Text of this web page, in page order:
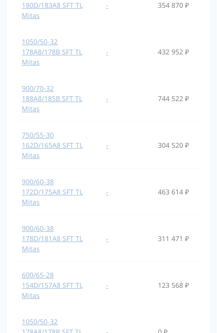
180D/183A8 SFT TL
Mitas
- 354 870 ₽
1050/50-32
178A8/178B SFT TL
Mitas
- 432 952 ₽
900/70-32
188A8/185B SFT TL
Mitas
- 744 522 ₽
750/55-30
162D/165A8 SFT TL
Mitas
- 304 520 ₽
900/60-38
172D/175A8 SFT TL
Mitas
- 463 614 ₽
900/60-38
178D/181A8 SFT TL
Mitas
- 311 471 ₽
600/65-28
154D/157A8 SFT TL
Mitas
- 123 568 ₽
1050/50-32